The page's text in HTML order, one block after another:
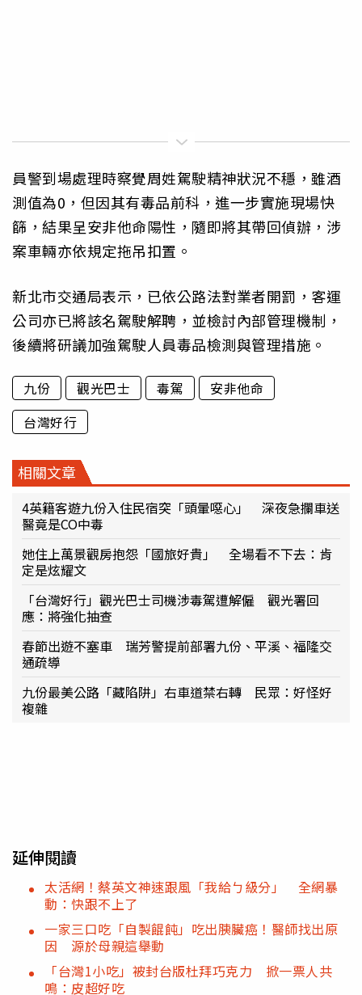
員警到場處理時察覺周姓駕駛精神狀況不穩，雖酒
測值為0，但因其有毒品前科，進一步實施現場快
篩，結果呈安非他命陽性，隨即將其帶回偵辦，涉
案車輛亦依規定拖吊扣置。
新北市交通局表示，已依公路法對業者開罰，客運
公司亦已將該名駕駛解聘，並檢討內部管理機制，
後續將研議加強駕駛人員毒品檢測與管理措施。
九份 觀光巴士 毒駕
安非他命
台灣好行
相關文章
4英籍客遊九份入住民宿突「頭暈噁心」 深夜急攔車送
醫竟是CO中毒
她住上萬景觀房抱怨「國旅好貴」 全場看不下去：肯
定是炫耀文
「台灣好行」觀光巴士司機涉毒駕遭解僱 觀光署回
應：將強化抽查
春節出遊不塞車 瑞芳警提前部署九份、平溪、福隆交
通疏導
九份最美公路「藏陷阱」右車道禁右轉 民眾：好怪好
複雜
延伸閱讀
太活網！蔡英文神速跟風「我給ㄅ級分」 全網暴
動：快跟不上了
一家三口吃「自製餛飩」吃出胰臟癌！醫師找出原
因 源於母親這舉動
「台灣1小吃」被封台版杜拜巧克力 掀一票人共
鳴：皮超好吃